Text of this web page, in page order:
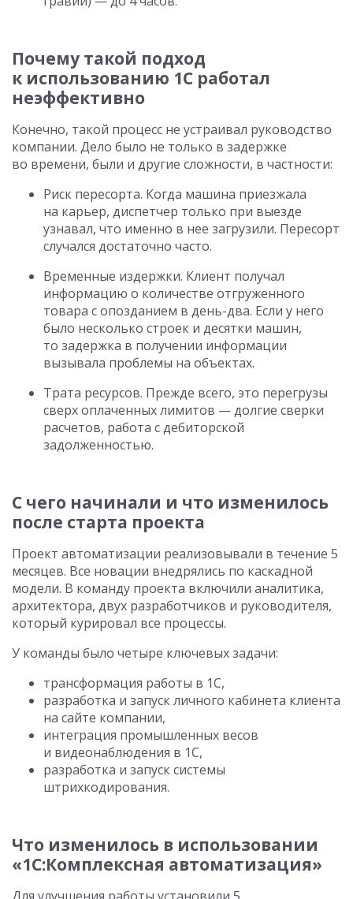
Почему такой подход
к использованию 1С работал
неэффективно
Конечно, такой процесс не устраивал руководство
компании. Дело было не только в задержке
во времени, были и другие сложности, в частности:
Риск пересорта. Когда машина приезжала
на карьер, диспетчер только при выезде
узнавал, что именно в нее загрузили. Пересорт
случался достаточно часто.
Временные издержки. Клиент получал
информацию о количестве отгруженного
товара с опозданием в день-два. Если у него
было несколько строек и десятки машин,
то задержка в получении информации
вызывала проблемы на объектах.
Трата ресурсов. Прежде всего, это перегрузы
сверх оплаченных лимитов — долгие сверки
расчетов, работа с дебиторской
задолженностью.
С чего начинали и что изменилось
после старта проекта
Проект автоматизации реализовывали в течение 5
месяцев. Все новации внедрялись по каскадной
модели. В команду проекта включили аналитика,
архитектора, двух разработчиков и руководителя,
который курировал все процессы.
У команды было четыре ключевых задачи:
трансформация работы в 1С,
разработка и запуск личного кабинета клиента
на сайте компании,
интеграция промышленных весов
и видеонаблюдения в 1С,
разработка и запуск системы
штрихкодирования.
Что изменилось в использовании
«1С:Комплексная автоматизация»